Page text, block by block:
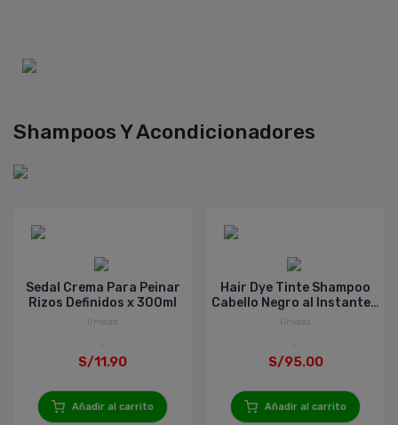
Shampoos Y Acondicionadores
Sedal Crema Para Peinar
Rizos Definidos x 300ml
Unidad
S/11.90
Añadir al carrito
Hair Dye Tinte Shampoo
Cabello Negro al Instante -
Caja 10 UN
Unidad
S/95.00
Añadir al carrito